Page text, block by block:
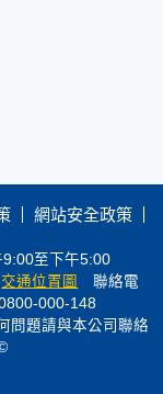
網站安全政策
至下午5:00
交通位置圖
聯絡電
000-148
問題請與本公司聯絡